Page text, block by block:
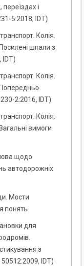
і
5:2018, IDT)
Колія.
шпали з
IDT)
Колія.
2:2016, IDT)
Колія.
вимоги
щодо
автодорожніх
Мости
понять
для
з
IDT)